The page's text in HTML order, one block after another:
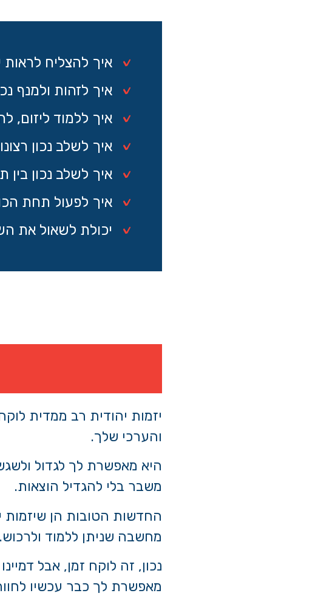
איך להצליח לראות
איך לזהות ולמנף
איך ללמוד ליזום,
איך לשלב נכון
איך לשלב נכון בין
איך לפעול תחת
יכולת לשאול את
יזמות יהודית רב ממדית
והערכי שלך.
היא מאפשרת לך לגדול
משבר בלי להגדיל הוצאות.
החדשות הטובות הן שיזמות
מחשבה שניתן ללמוד ולרכוש.
נכון, זה לוקח זמן, אבל
מאפשרת לך כבר עכשיו